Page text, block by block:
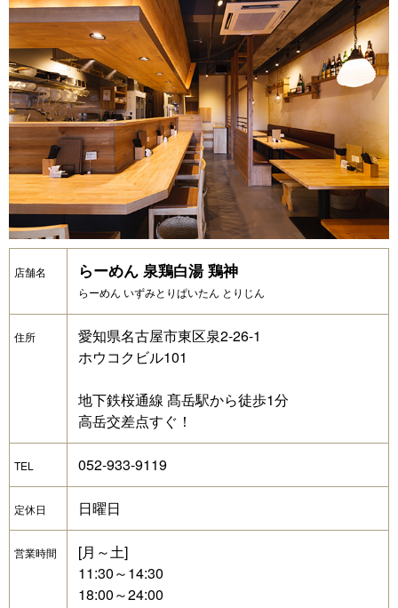
店舗名 らーめん 泉鶏白湯 鶏神
らーめん いずみとりぱいたん とりじん
住所
愛知県名古屋市東区泉2-26-1
ホウコクビル101
地下鉄桜通線 髙岳駅から徒歩1分
高岳交差点すぐ！
TEL 052-933-9119
定休日 日曜日
営業時間
[月～土]
11:30～14:30
18:00～24:00